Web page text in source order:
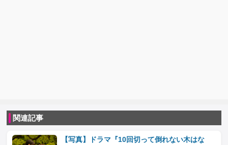
関連記事
【写真】ドラマ『10回切って倒れない木はな